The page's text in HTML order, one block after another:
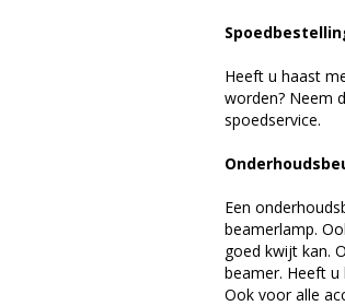
Heeft u haast
worden? Neem
spoedservice.
Een
beamerlamp.
goed kwijt kan.
beamer. Heeft
Ook voor alle